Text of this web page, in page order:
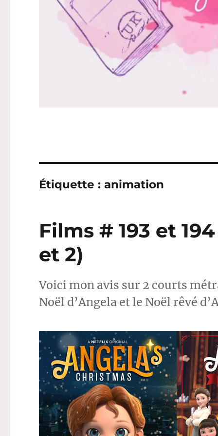
Étiquette :animation
Films # 193 et
et 2)
Voici mon avis sur 2 courts
Noël d’Angela et le Noël rêvé